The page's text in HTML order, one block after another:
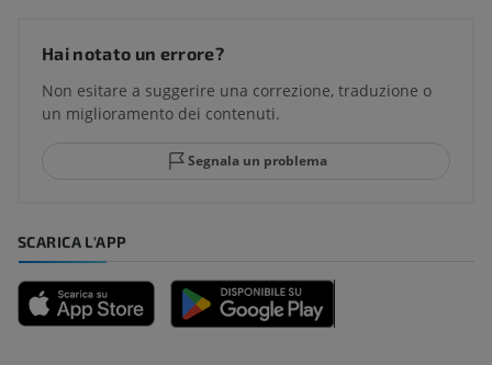
Hai notato un errore?
Non esitare a suggerire una correzione, traduzione o
un miglioramento dei contenuti.
Segnala un problema
SCARICA L'APP